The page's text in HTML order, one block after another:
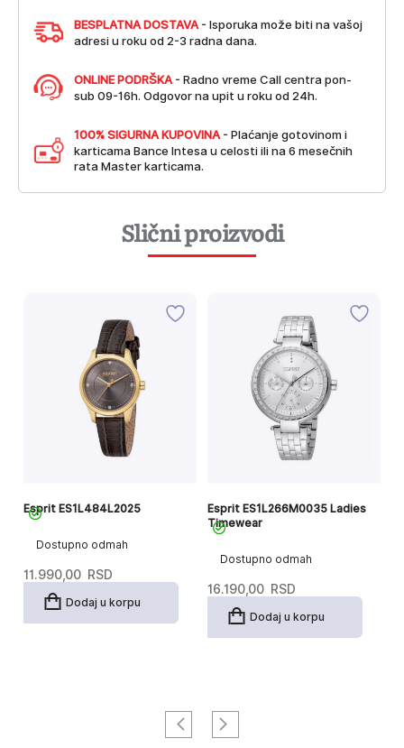
BESPLATNA DOSTAVA - Isporuka može biti na vašoj
adresi u roku od 2-3 radna dana.
ONLINE PODRŠKA - Radno vreme Call centra pon-
sub 09-16h. Odgovor na upit u roku od 24h.
100% SIGURNA KUPOVINA - Plaćanje gotovinom i
karticama Bance Intesa u celosti ili na 6 mesečnih
rata Master karticama.
Slični proizvodi
Dostupno odmah
Esprit ES1L484L2025
11.990,00 RSD
Dodaj u korpu
Dostupno odmah
Esprit ES1L266M0035 Ladies
Timewear
16.190,00 RSD
Dodaj u korpu